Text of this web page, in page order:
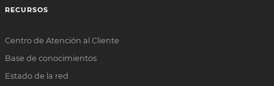
RECURSOS
Centro de Atención al Cliente
Base de conocimientos
Estado de la red